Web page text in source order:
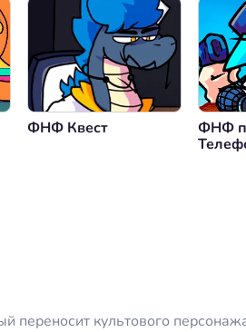
Запуск игры/
Вернуться
ФНФ Квест
ФНФ
переносит культового